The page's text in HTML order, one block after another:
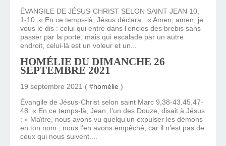
ÉVANGILE DE JÉSUS-CHRIST SELON SAINT JEAN 10,
1-10. « En ce temps-là, Jésus déclara : « Amen, amen, je
vous le dis : celui qui entre dans l’enclos des brebis sans
passer par la porte, mais qui escalade par un autre
endroit, celui-là est un voleur et un...
HOMÉLIE DU DIMANCHE 26
SEPTEMBRE 2021
19 septembre 2021 ( #homélie )
Évangile de Jésus-Christ selon saint Marc 9,38-43.45.47-
48. « En ce temps-là, Jean, l’un des Douze, disait à Jésus
: « Maître, nous avons vu quelqu’un expulser les démons
en ton nom ; nous l’en avons empêché, car il n’est pas de
ceux qui nous suivent....